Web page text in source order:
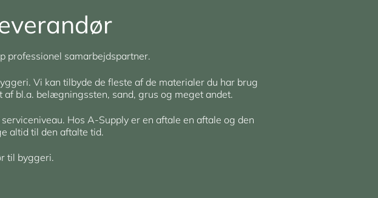
professionel samarbejdspartner.
Vi kan tilbyde de fleste af de materialer du har brug
bl.a. belægningssten, sand, grus og meget andet.
Hos A-Supply er en aftale en aftale og den
altid til den aftalte tid.
til byggeri.